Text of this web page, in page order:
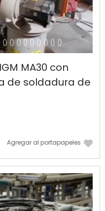
MA30 con
de soldadura de
Agregar al portapapeles